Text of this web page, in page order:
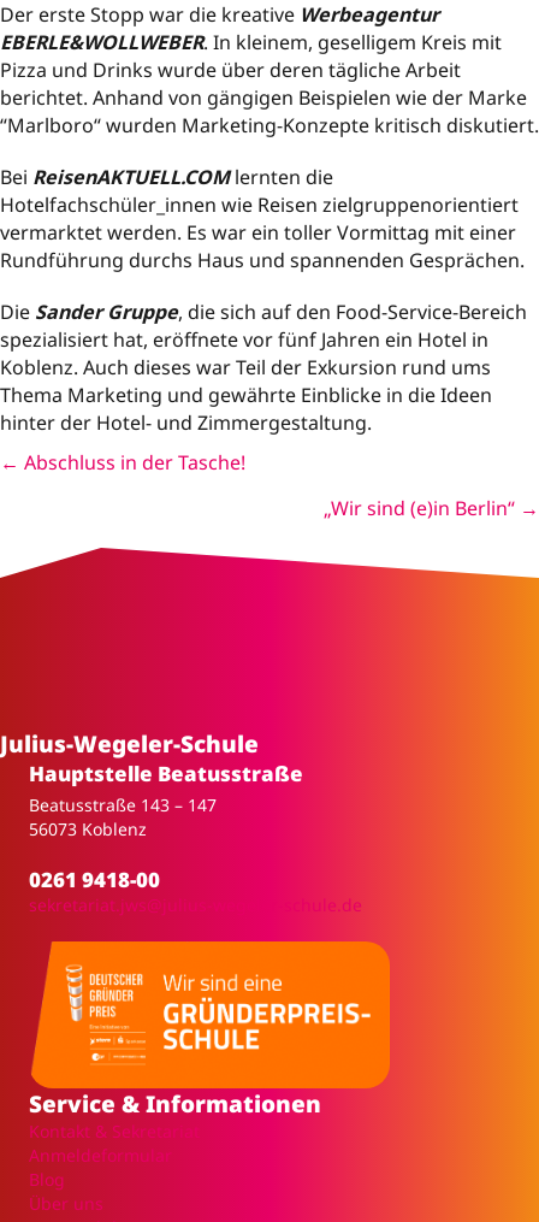
Der erste Stopp war die kreative Werbeagentur
EBERLE&WOLLWEBER. In kleinem, geselligem Kreis mit
Pizza und Drinks wurde über deren tägliche Arbeit
berichtet. Anhand von gängigen Beispielen wie der Marke
“Marlboro“ wurden Marketing-Konzepte kritisch diskutiert.
Bei ReisenAKTUELL.COMlernten die
Hotelfachschüler_innen wie Reisen zielgruppenorientiert
vermarktet werden. Es war ein toller Vormittag mit einer
Rundführung durchs Haus und spannenden Gesprächen.
Die Sander Gruppe, die sich auf den Food-Service-Bereich
spezialisiert hat, eröffnete vor fünf Jahren ein Hotel in
Koblenz. Auch dieses war Teil der Exkursion rund ums
Thema Marketing und gewährte Einblicke in die Ideen
hinter der Hotel- und Zimmergestaltung.
Posts
← Abschluss in der Tasche!
„Wir sind (e)in Berlin“ →
Julius-Wegeler-Schule
Hauptstelle Beatusstraße
Beatusstraße 143 – 147
56073 Koblenz
0261 9418-00
sekretariat.jws@julius-wegeler-schule.de
Service & Informationen
Kontakt & Sekretariat
Anmeldeformular
Blog
Über uns